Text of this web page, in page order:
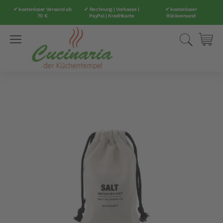
✔ kostenloser Versand ab
70 €
✔ Rechnung | Vorkasse |
PayPal | Kreditkarte
✔ kostenloser
Rückversand
Suche